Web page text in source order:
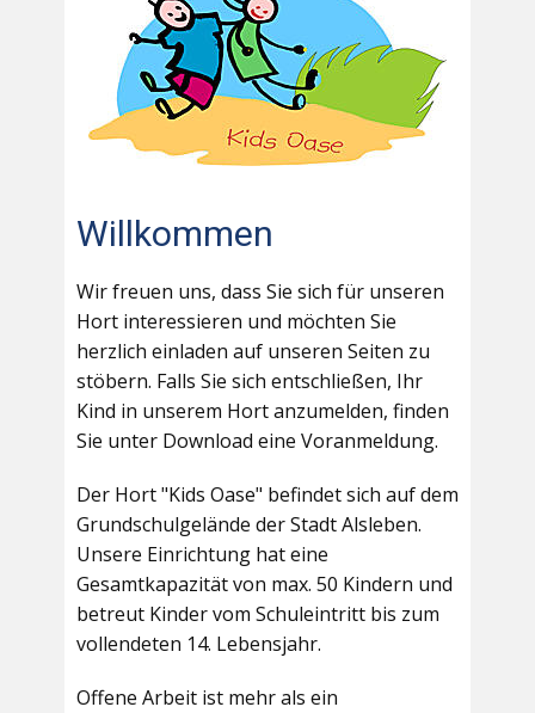
Willkommen
Wir freuen uns, dass Sie sich für unseren
Hort interessieren und möchten Sie
herzlich einladen auf unseren Seiten zu
stöbern. Falls Sie sich entschließen, Ihr
Kind in unserem Hort anzumelden, finden
Sie unter Download eine Voranmeldung.
Der Hort "Kids Oase" befindet sich auf dem
Grundschulgelände der Stadt Alsleben.
Unsere Einrichtung hat eine
Gesamtkapazität von max. 50 Kindern und
betreut Kinder vom Schuleintritt bis zum
vollendeten 14. Lebensjahr.
Offene Arbeit ist mehr als ein